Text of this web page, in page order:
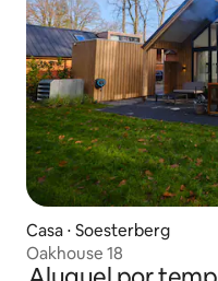
Casa ⋅ Soesterberg
Oakhouse 18